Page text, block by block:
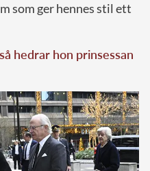
som ger hennes stil ett
hedrar hon prinsessan